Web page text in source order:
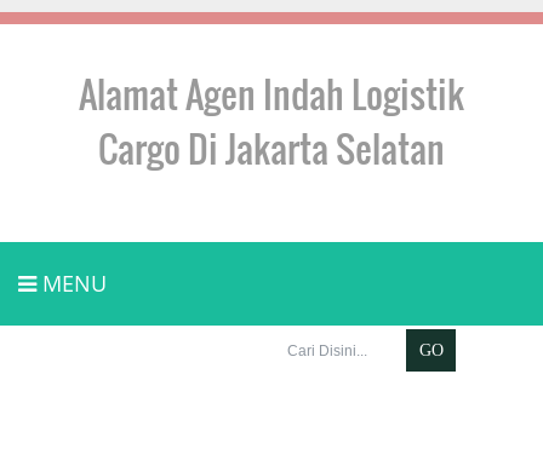
Alamat Agen Indah Logistik
Cargo Di Jakarta Selatan
MENU